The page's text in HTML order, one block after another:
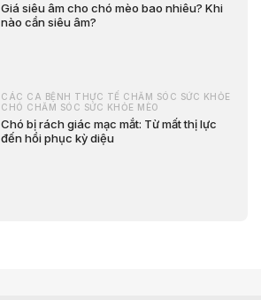
Giá siêu âm cho chó mèo bao nhiêu? Khi
nào cần siêu âm?
CÁC CA BỆNH THỰC TẾ CHĂM SÓC SỨC KHỎE
CHÓ CHĂM SÓC SỨC KHỎE MÈO
Chó bị rách giác mạc mắt: Từ mất thị lực
đến hồi phục kỳ diệu